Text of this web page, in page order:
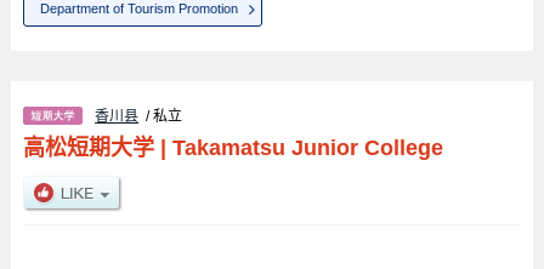
Department of Tourism Promotion
香川县 / 私立
高松短期大学| Takamatsu Junior College